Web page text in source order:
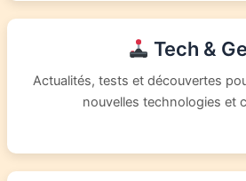
Tech &
Actualités, tests et découvertes
nouvelles technologies et